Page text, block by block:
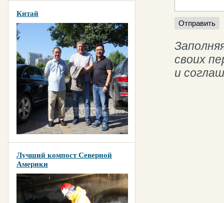
Китай
Лучший компост Северной
Америки
своих
и